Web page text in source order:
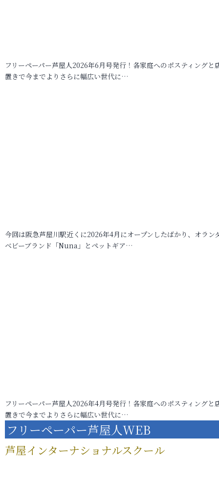
フリーペーパー芦屋人2026年6月号発行！各家庭へのポスティングと
置きで今までよりさらに幅広い世代に…
今回は阪急芦屋川駅近くに2026年4月にオープンしたばかり、オラン
ベビーブランド「Nuna」とペットギア…
フリーペーパー芦屋人2026年4月号発行！各家庭へのポスティングと
置きで今までよりさらに幅広い世代に…
フリーペーパー芦屋人WEB
芦屋インターナショナルスクール